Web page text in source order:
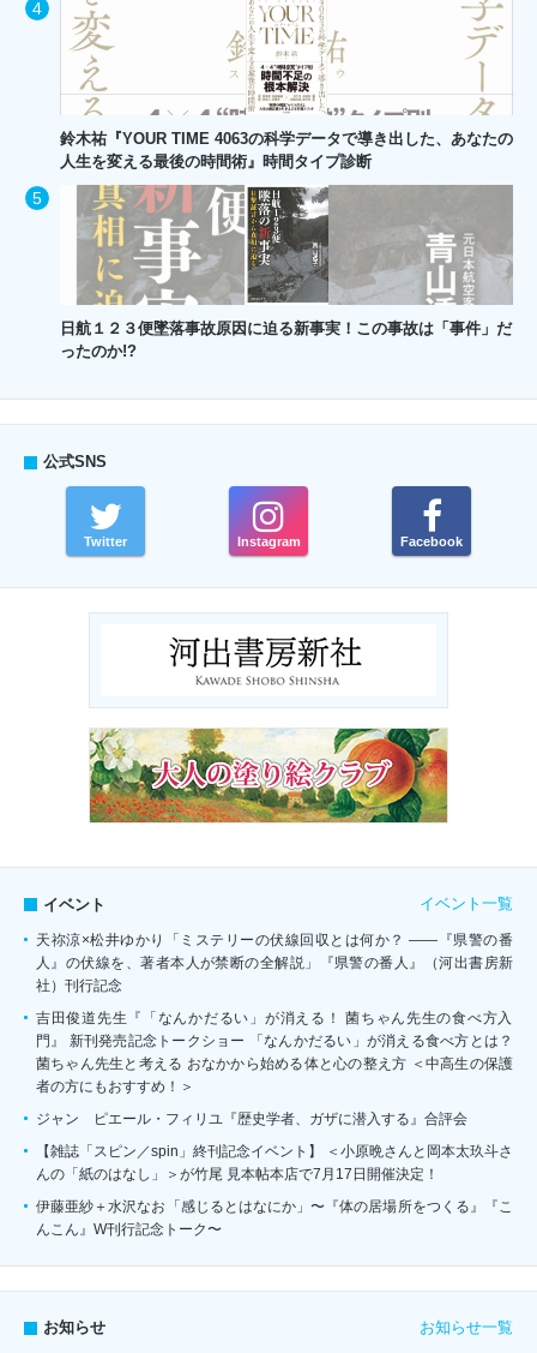
鈴木祐『YOUR TIME 4063の科学データで導き出した、あなたの
人生を変える最後の時間術』時間タイプ診断
日航１２３便墜落事故原因に迫る新事実！この事故は「事件」だ
ったのか!?
公式SNS
Twitter Instagram Facebook
イベント イベント一覧
天祢涼×松井ゆかり「ミステリーの伏線回収とは何か？ ――『県警の番
人』の伏線を、著者本人が禁断の全解説」『県警の番人』（河出書房新
社）刊行記念
吉田俊道先生『「なんかだるい」が消える！ 菌ちゃん先生の食べ方入
門』 新刊発売記念トークショー 「なんかだるい」が消える食べ方とは？
菌ちゃん先生と考える おなかから始める体と心の整え方 ＜中高生の保護
者の方にもおすすめ！＞
ジャン゠ピエール・フィリユ『歴史学者、ガザに潜入する』合評会
【雑誌「スピン／spin」終刊記念イベント】 ＜小原晩さんと岡本太玖斗さ
んの「紙のはなし」＞が竹尾 見本帖本店で7月17日開催決定！
伊藤亜紗＋水沢なお「感じるとはなにか」〜『体の居場所をつくる』『こ
んこん』W刊行記念トーク〜
お知らせ お知らせ一覧